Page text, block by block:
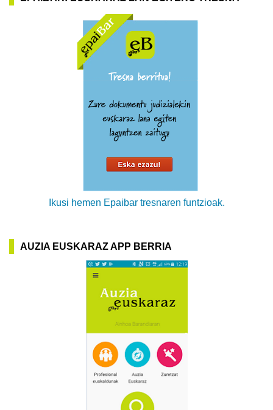
Ikusi hemen Epaibar tresnaren funtzioak.
AUZIA EUSKARAZ APP BERRIA